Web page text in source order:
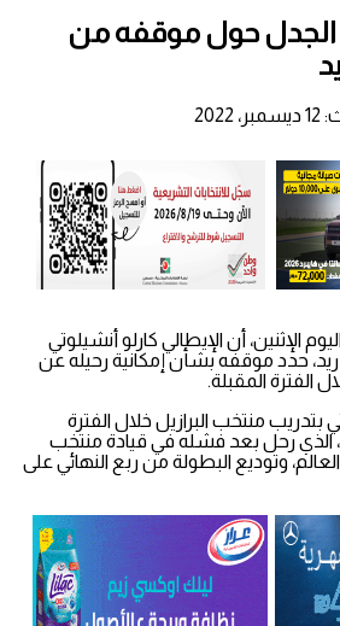
الجدل حول موقفه من
الإثنين، أن الإيطالي كارلو أنشيلوتي
حدد موقفه بشأن إمكانية رحيله عن
الفترة المقبلة.
بتدريب منتخب البرازيل خلال الفترة
الذي رحل بعد فشله في قيادة منتخب
وتوديع البطولة من ربع النهائي على